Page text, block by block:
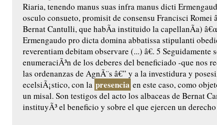
Riaria, tenendo manus suas infra manus dicti
osculo consueto, promisit de consensu Francisci Romei
Bernat Cantulli, que habÃ­a instituido la capellanÃ­a)
Ermengaudo pro dicta domina abbatissa stipulanti
reverentiam debitam observare (...) â€. 5 Seguidamente
enumeraciÃ³n de los deberes del beneficiado -que nos
las ordenanzas de AgnÃ¨s â€” y a la investidura y
ecelsiÃ¡stico, con la presencia en este caso, como
un misal. Son testigos del acto los albaceas de Bernat
instituyÃ³ el beneficio y sobre el que ejercen un